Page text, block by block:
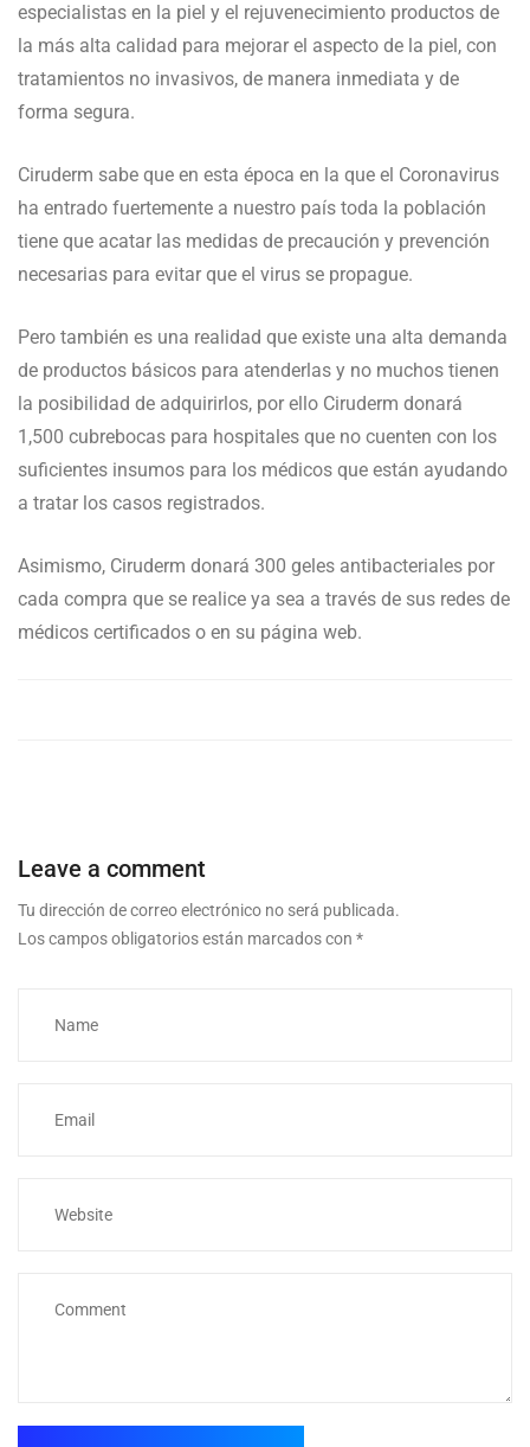
especialistas en la piel y el rejuvenecimiento productos de
la más alta calidad para mejorar el aspecto de la piel, con
tratamientos no invasivos, de manera inmediata y de
forma segura.
Ciruderm sabe que en esta época en la que el Coronavirus
ha entrado fuertemente a nuestro país toda la población
tiene que acatar las medidas de precaución y prevención
necesarias para evitar que el virus se propague.
Pero también es una realidad que existe una alta demanda
de productos básicos para atenderlas y no muchos tienen
la posibilidad de adquirirlos, por ello Ciruderm donará
1,500 cubrebocas para hospitales que no cuenten con los
suficientes insumos para los médicos que están ayudando
a tratar los casos registrados.
Asimismo, Ciruderm donará 300 geles antibacteriales por
cada compra que se realice ya sea a través de sus redes de
médicos certificados o en su página web.
Leave a comment
Tu dirección de correo electrónico no será publicada.
Los campos obligatorios están marcados con *